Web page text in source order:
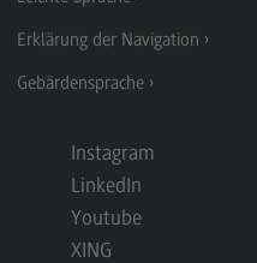
General Business
General Business
Modulangebot
Erklärung der Navigation
Gebärdensprache
Instagram
LinkedIn
Youtube
XING